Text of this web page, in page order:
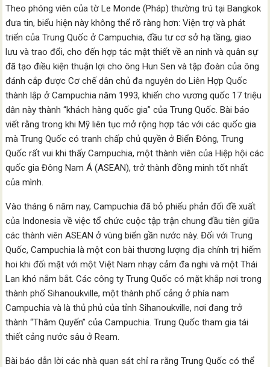
Theo phóng viên của tờ Le Monde (Pháp) thường trú tại Bangkok
đưa tin, biểu hiện này không thể rõ ràng hơn: Viện trợ và phát
triển của Trung Quốc ở Campuchia, đầu tư cơ sở hạ tầng, giao
lưu và trao đổi, cho đến hợp tác mật thiết về an ninh và quân sự
đã tạo điều kiện thuận lợi cho ông Hun Sen và tập đoàn của ông
đánh cắp được Cơ chế dân chủ đa nguyên do Liên Hợp Quốc
thành lập ở Campuchia năm 1993, khiến cho vương quốc 17 triệu
dân này thành “khách hàng quốc gia” của Trung Quốc. Bài báo
viết rằng trong khi Mỹ liên tục mở rộng hợp tác với các quốc gia
mà Trung Quốc có tranh chấp chủ quyền ở Biển Đông, Trung
Quốc rất vui khi thấy Campuchia, một thành viên của Hiệp hội các
quốc gia Đông Nam Á (ASEAN), trở thành đồng minh tốt nhất
của mình.
Vào tháng 6 năm nay, Campuchia đã bỏ phiếu phản đối đề xuất
của Indonesia về việc tổ chức cuộc tập trận chung đầu tiên giữa
các thành viên ASEAN ở vùng biển gần nước này. Đối với Trung
Quốc, Campuchia là một con bài thương lượng địa chính trị hiếm
hoi khi đối mặt với một Việt Nam nhạy cảm đa nghi và một Thái
Lan khó nắm bắt. Các công ty Trung Quốc có mặt khắp nơi trong
thành phố Sihanoukville, một thành phố cảng ở phía nam
Campuchia và là thủ phủ của tỉnh Sihanoukville, nơi đang trở
thành “Thâm Quyến” của Campuchia. Trung Quốc tham gia tái
thiết cảng nước sâu ở Ream.
Bài báo dẫn lời các nhà quan sát chỉ ra rằng Trung Quốc có thể